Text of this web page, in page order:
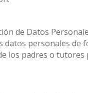
de Datos
datos personales de
los padres o tutores